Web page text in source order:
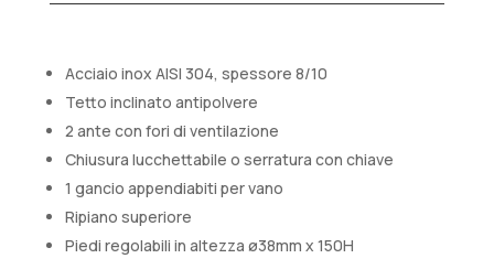
Acciaio inox AISI 304, spessore 8/10
Tetto inclinato antipolvere
2 ante con fori di ventilazione
Chiusura lucchettabile o serratura con chiave
1 gancio appendiabiti per vano
Ripiano superiore
Piedi regolabili in altezza ø38mm x 150H